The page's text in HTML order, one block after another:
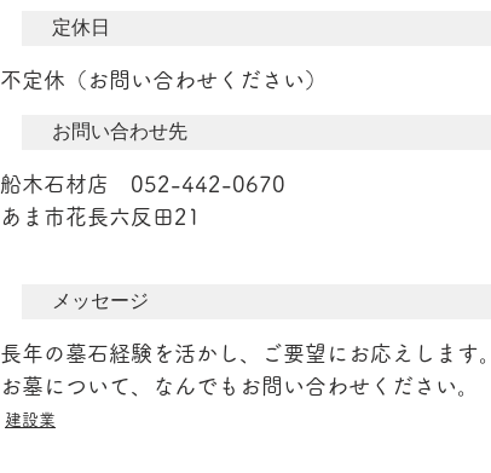
定休日
不定休（お問い合わせください）
お問い合わせ先
船木石材店　052-442-0670
あま市花長六反田21
メッセージ
長年の墓石経験を活かし、ご要望にお応えします。
お墓について、なんでもお問い合わせください。
建設業